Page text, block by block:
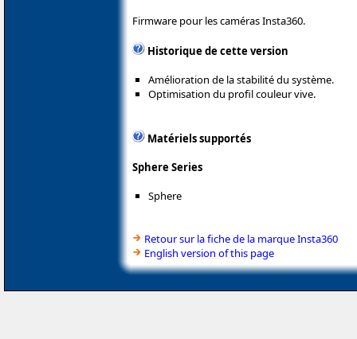
Firmware pour les caméras Insta360.
Historique de cette version
Amélioration de la stabilité du système.
Optimisation du profil couleur vive.
Matériels supportés
Sphere Series
Sphere
Retour sur la fiche de la marque Insta360
English version of this page